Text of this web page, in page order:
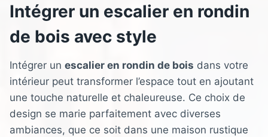
Intégrer un escalier en rondin
de bois avec style
Intégrer un escalier en rondin de bois dans votre
intérieur peut transformer l’espace tout en ajoutant
une touche naturelle et chaleureuse. Ce choix de
design se marie parfaitement avec diverses
ambiances, que ce soit dans une maison rustique